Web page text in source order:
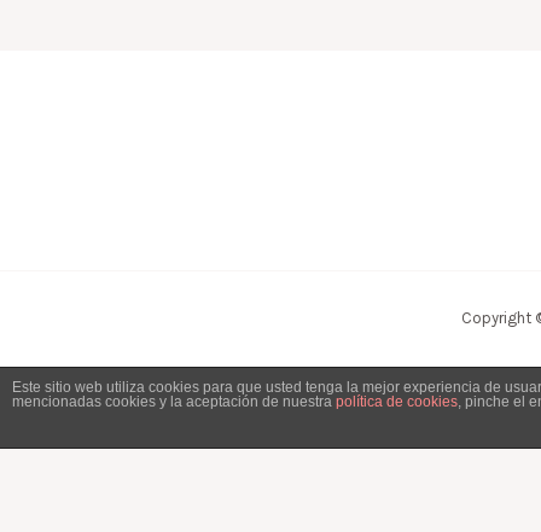
Copyright
Este sitio web utiliza cookies para que usted tenga la mejor experiencia de
mencionadas cookies y la aceptación de nuestra política de cookies , pinche el